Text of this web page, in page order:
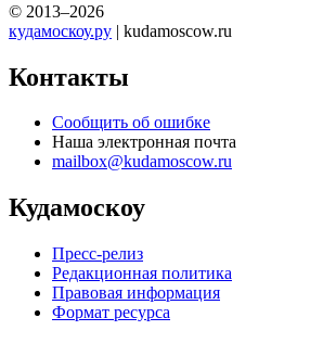
© 2013–2026
кудамоскоу.ру | kudamoscow.ru
Контакты
Сообщить об ошибке
Наша электронная почта
mailbox@kudamoscow.ru
Кудамоскоу
Пресс-релиз
Редакционная политика
Правовая информация
Формат ресурса